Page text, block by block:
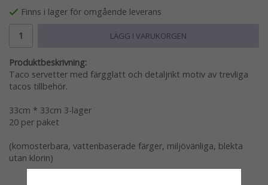
Finns i lager för omgående leverans
LÄGG I VARUKORGEN
Produktbeskrivning:
Taco servetter med färgglatt och detaljrikt motiv av trevliga
tacos tillbehör.
33cm * 33cm 3-lager
20 per paket
(komosterbara, vattenbaserade färger, miljövänliga, blekta
utan klorin)